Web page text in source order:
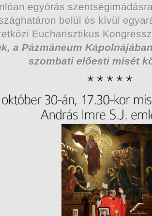
egyórás
belül és kívül
Eucharisztikus
a Pázmáneum
szombati előesti misét